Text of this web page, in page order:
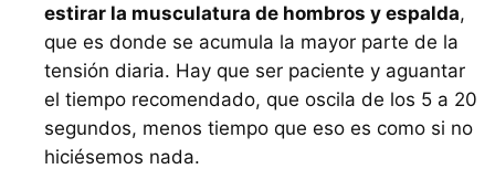
estirar la musculatura de hombros y espalda,
que es donde se acumula la mayor parte de la
tensión diaria. Hay que ser paciente y aguantar
el tiempo recomendado, que oscila de los 5 a 20
segundos, menos tiempo que eso es como si no
hiciésemos nada.